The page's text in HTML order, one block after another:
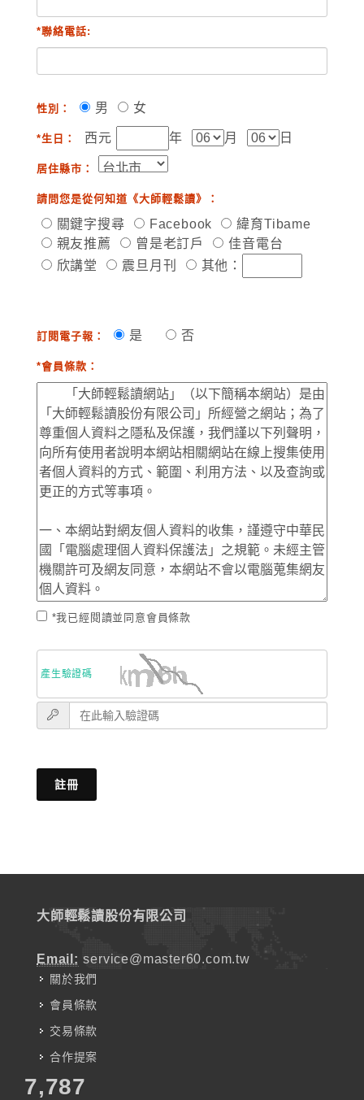
*聯絡電話:
性別： 男 女
*生日： 西元 年 月 日
居住縣市：
請問您是從何知道《大師輕鬆讀》：
關鍵字搜尋 Facebook
緯育Tibame
親友推薦
曾是老訂戶
佳音電台
欣講堂
震旦月刊 其他：
訂閱電子報： 是 否
*會員條款：
*我已經閱讀並同意會員條款
產生驗證碼
註冊
大師輕鬆讀股份有限公司
Email: service@master60.com.tw
關於我們
會員條款
交易條款
合作提案
7,787